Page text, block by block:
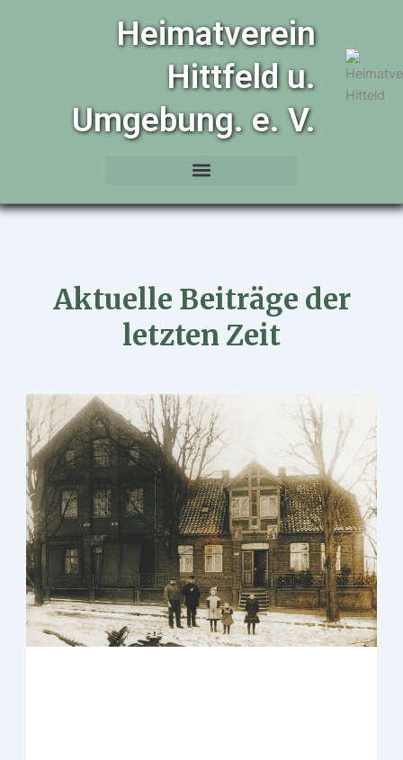
Heimatverein
Hittfeld u.
Umgebung. e. V.
Aktuelle Beiträge der
letzten Zeit